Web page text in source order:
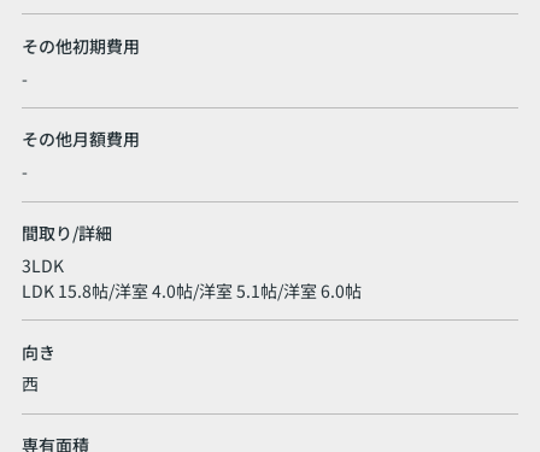
その他初期費用
-
その他月額費用
-
間取り/詳細
3LDK
LDK 15.8帖/洋室 4.0帖/洋室 5.1帖/洋室 6.0帖
向き
西
専有面積